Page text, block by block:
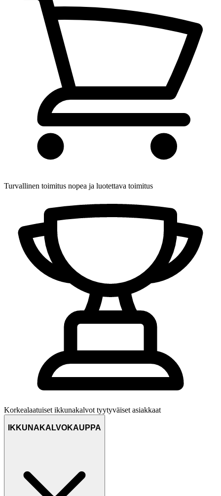
Turvallinen toimitus nopea ja luotettava toimitus
Korkealaatuiset ikkunakalvot tyytyväiset asiakkaat
IKKUNAKALVOKAUPPA